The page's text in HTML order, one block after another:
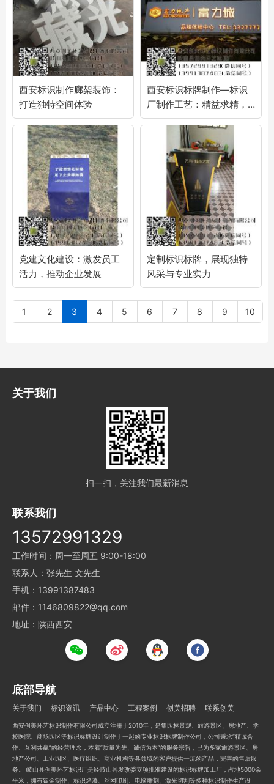
西安标识制作廊架装饰：
打造独特空间体验
西安标识标牌制作—标识
厂制作工艺：精益求精，
塑造卓越品质
党建文化建设：激发员工
活力，推动企业发展
定制标识标牌，展现独特
风采与专业实力
1 2 3 4 5 6 7 8 9 10
关于我们
扫一扫，关注我们最新消息
联系我们
13572991329
工作时间：周一至周五 9:00-18:00
联系人：张先生 文先生
手机：13991387483
邮件：1146809822@qq.com
地址：陕西西安
底部导航
关于我们 标识资讯 产品中心 工程案例 创美招聘 联系创美
西安创美环艺标识制作有限公司成立注册于2010年，是集园林景观、旅游景区、房地产、学
校医院、商场园区等标识标牌设计制作于一起的专业标识标牌制作公司，公司秉承“精诚合
作、互利共赢”的经营理念，本着“质量为先、诚信为本”的服务宗旨，已为多家旅游景区、房
地产公司、工业园区、医疗组织、商业机构等各领域的客户提供一流的产品，完善的售后服
务。 岐山县创美环艺标识厂是经岐山县发改委立项批准建设的标识标牌加工厂，占地5000余
平米，拥有钣金制作、标识烤漆、丝网印刷、电脑雕刻、激光切割等多种标识制作生产设